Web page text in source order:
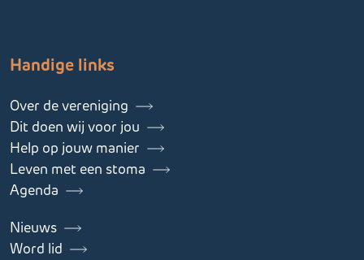
Handige links
Over de vereniging
Dit doen wij voor jou
Help op jouw manier
Leven met een stoma
Agenda
Nieuws
Word lid